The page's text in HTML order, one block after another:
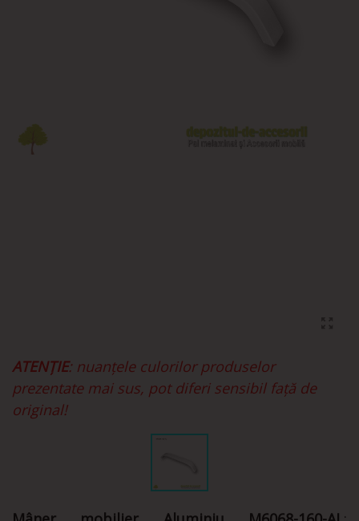
ATENȚIE: nuanțele culorilor produselor
prezentate mai sus, pot diferi sensibil față de
original!